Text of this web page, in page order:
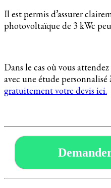
Il est permis d’assurer
photovoltaïque de 3 kWc
Dans le cas où vous
avec une étude personnalisé
gratuitement votre devis ici.